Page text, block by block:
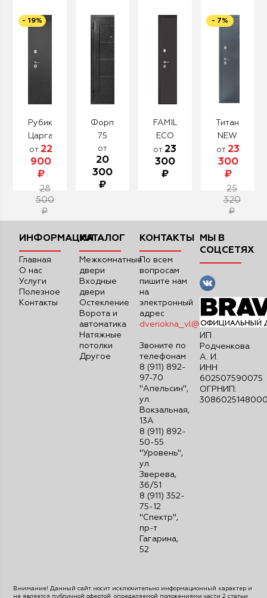
Рубикон
Царга
(лиственница)
от 22
900
₽
28
500
₽
- 19%
Форпост
75
от
20
300
₽
FAMILY
ECO
200
(ECONOM
70
от 23
300
₽
Титан
NEW
8с
бетон
от 23
300
₽
25
320
₽
- 7%
ИНФОРМАЦИЯ
Главная
О нас
Услуги
Полезное
Контакты
КАТАЛОГ
Межкомнатные
двери
Входные
двери
Остекление
Ворота и
автоматика
Натяжные
потолки
Другое
КОНТАКТЫ
По всем
вопросам
пишите нам
на
электронный
адрес
dveriokna_vl@mail.ru
Звоните по
телефонам
8 (911) 892-
97-70
"Апельсин",
ул.
Вокзальная,
13А
8 (911) 892-
50-55
"Уровень",
ул.
Зверева,
36/51
8 (911) 352-
75-12
"Спектр",
пр-т
Гагарина,
52
МЫ В
СОЦСЕТЯХ
ИП
Родченкова
А. И.
ИНН
602507590075
ОГРНИП:
Внимание! Данный сайт носит исключительно информационный характер и
не является публичной офертой, определяемой положениями части 2 статьи